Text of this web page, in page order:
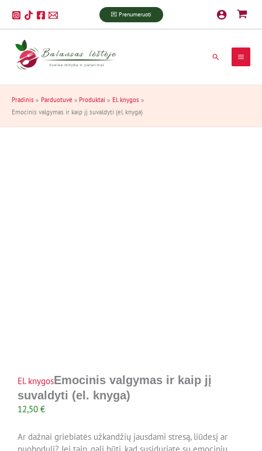
prie
turinio
💌 Prenumeruoti
Paieška
Pradinis Parduotuvė Produktai
El. knygos
Emocinis valgymas ir kaip jį suvaldyti (el. knyga)
El. knygosEmocinis valgymas ir kaip jį
suvaldyti (el. knyga)
12,50 €
Ar dažnai griebiatės užkandžių jausdami stresą, liūdesį ar
kiekis:
Emocinis
valgymas
ir
kaip
(el.
knyga)